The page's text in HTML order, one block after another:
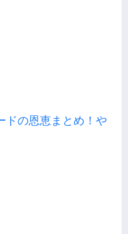
ドの恩恵まとめ！や